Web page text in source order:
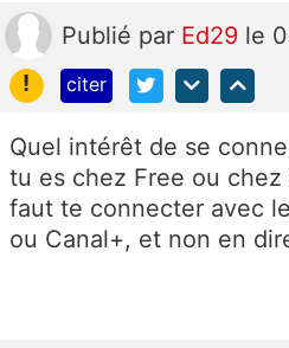
Publié par Ed29 le
!
citer
Quel intérêt de se
tu es chez Free ou
faut te connecter avec
ou Canal+, et non en